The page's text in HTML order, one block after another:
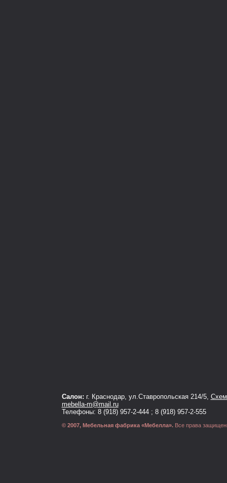
Салон: г. Краснодар, ул.Ставропольская 214/5,
mebella-m@mail.ru
Телефоны: 8 (918) 957-2-444 ; 8 (918) 957-2-555
© 2007, Мебельная фабрика «Мебелла».Все права